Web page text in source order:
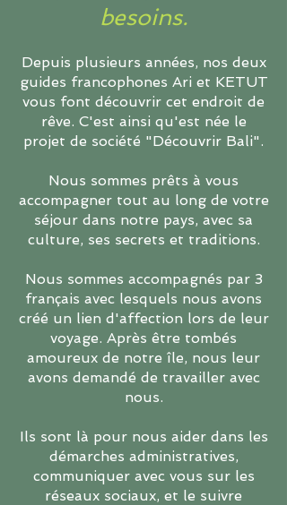
besoins.
Depuis plusieurs années, nos deux
guides francophones Ari et KETUT
vous font découvrir cet endroit de
rêve. C'est ainsi qu'est née le
projet de société "Découvrir Bali".
Nous sommes prêts à vous
accompagner tout au long de votre
séjour dans notre pays, avec sa
culture, ses secrets et traditions.
Nous sommes accompagnés par 3
français avec lesquels nous avons
créé un lien d'affection lors de leur
voyage. Après être tombés
amoureux de notre île, nous leur
avons demandé de travailler avec
nous.
Ils sont là pour nous aider dans les
démarches administratives,
communiquer avec vous sur les
réseaux sociaux, et le suivre